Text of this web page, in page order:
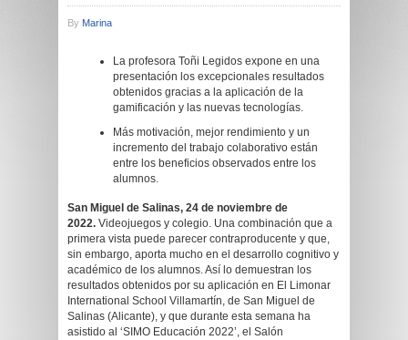
By Marina
La profesora Toñi Legidos expone en una
presentación los excepcionales resultados
obtenidos gracias a la aplicación de la
gamificación y las nuevas tecnologías.
Más motivación, mejor rendimiento y un
incremento del trabajo colaborativo están
entre los beneficios observados entre los
alumnos.
San Miguel de Salinas, 24 de noviembre de
2022. Videojuegos y colegio. Una combinación que a
primera vista puede parecer contraproducente y que,
sin embargo, aporta mucho en el desarrollo cognitivo y
académico de los alumnos. Así lo demuestran los
resultados obtenidos por su aplicación en El Limonar
International School Villamartín, de San Miguel de
Salinas (Alicante), y que durante esta semana ha
asistido al ‘SIMO Educación 2022’, el Salón